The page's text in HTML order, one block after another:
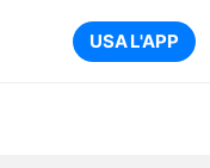
USA L'APP